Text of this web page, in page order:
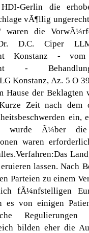
Gerlin die
vÃ¶llig
waren die
Dr. D.C. Ciper
Konstanz -
-
Konstanz, Az. 5 O
Hause der Beklagten
Zeit nach dem
wurde Ã¼ber die
waren
lassen. Nach
Parteien zu einem
fÃ¼nfstelligen
es von einigen
bilden eher die